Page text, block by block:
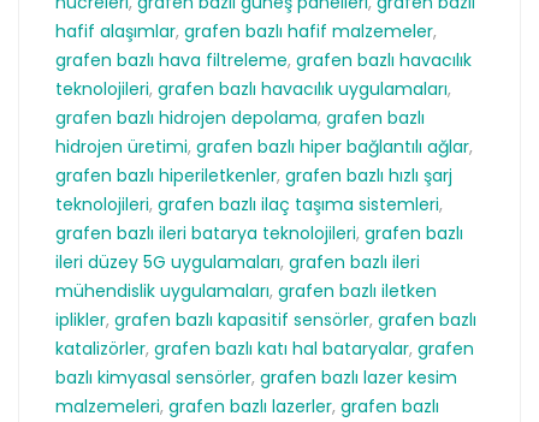
hafif alaşımlar, grafen bazlı hafif malzemeler,
grafen bazlı hava filtreleme, grafen bazlı havacılık
teknolojileri, grafen bazlı havacılık uygulamaları,
grafen bazlı hidrojen depolama, grafen bazlı
hidrojen üretimi, grafen bazlı hiper bağlantılı ağlar,
grafen bazlı hiperiletkenler, grafen bazlı hızlı şarj
teknolojileri, grafen bazlı ilaç taşıma sistemleri,
grafen bazlı ileri batarya teknolojileri, grafen bazlı
ileri düzey 5G uygulamaları, grafen bazlı ileri
mühendislik uygulamaları, grafen bazlı iletken
iplikler, grafen bazlı kapasitif sensörler, grafen bazlı
katalizörler, grafen bazlı katı hal bataryalar, grafen
bazlı kimyasal sensörler, grafen bazlı lazer kesim
malzemeleri, grafen bazlı lazerler, grafen bazlı